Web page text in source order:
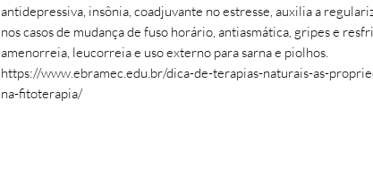
antidepressiva, insônia, coadjuvante no estresse, auxilia a
nos casos de mudança de fuso horário, antiasmática, gripes e
amenorreia, leucorreia e uso externo para sarna e piolhos.
https://www.ebramec.edu.br/dica-de-terapias-naturais-as-
na-fitoterapia/